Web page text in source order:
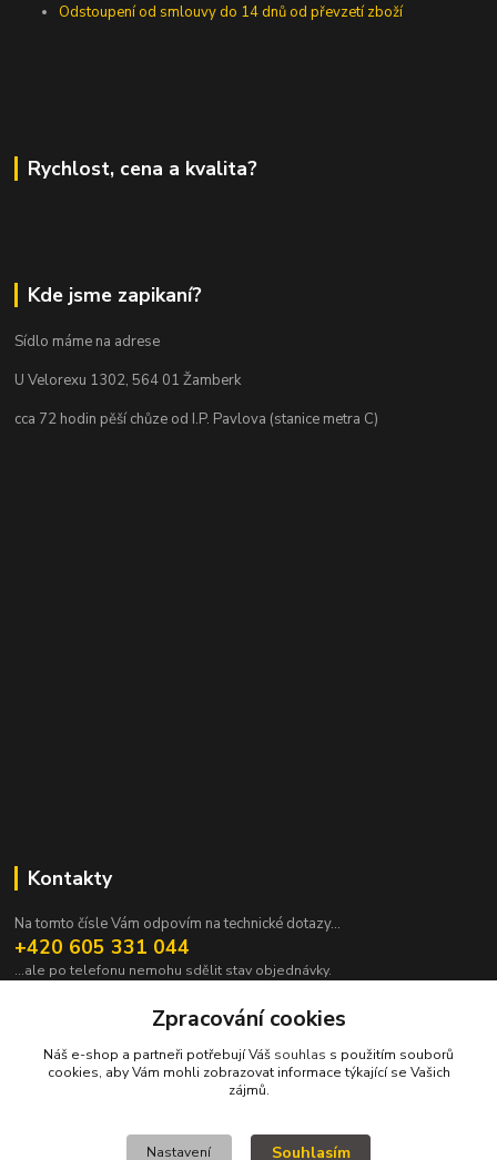
Odstoupení od smlouvy do 14 dnů od převzetí zboží
Rychlost, cena a kvalita?
Kde jsme zapikaní?
Sídlo máme na adrese
U Velorexu 1302, 564 01 Žamberk
cca 72 hodin pěší chůze od I.P. Pavlova (stanice metra C)
Kontakty
Na tomto čísle Vám odpovím na technické dotazy...
+420 605 331 044
...ale po telefonu nemohu sdělit stav objednávky.
pavek@janpavek.comZpracování cookies
Náš e-shop a partneři potřebují Váš souhlas s použitím souborů
cookies, aby Vám mohli zobrazovat informace týkající se Vašich
zájmů.
Nastavení Souhlasím